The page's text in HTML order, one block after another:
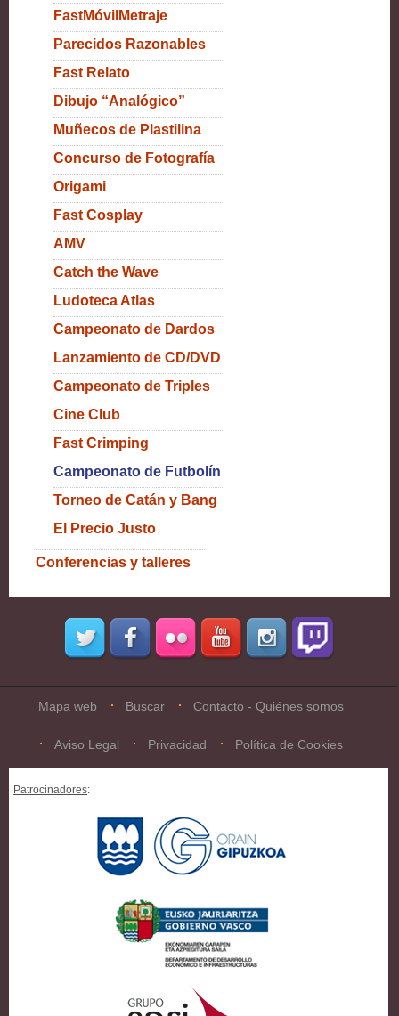
FastMóvilMetraje
Parecidos Razonables
Fast Relato
Dibujo “Analógico”
Muñecos de Plastilina
Concurso de Fotografía
Origami
Fast Cosplay
AMV
Catch the Wave
Ludoteca Atlas
Campeonato de Dardos
Lanzamiento de CD/DVD
Campeonato de Triples
Cine Club
Fast Crimping
Campeonato de Futbolín
Torneo de Catán y Bang
El Precio Justo
Conferencias y talleres
Mapa web Buscar Contacto - Quiénes somos
Aviso Legal Privacidad Política de Cookies
Patrocinadores: